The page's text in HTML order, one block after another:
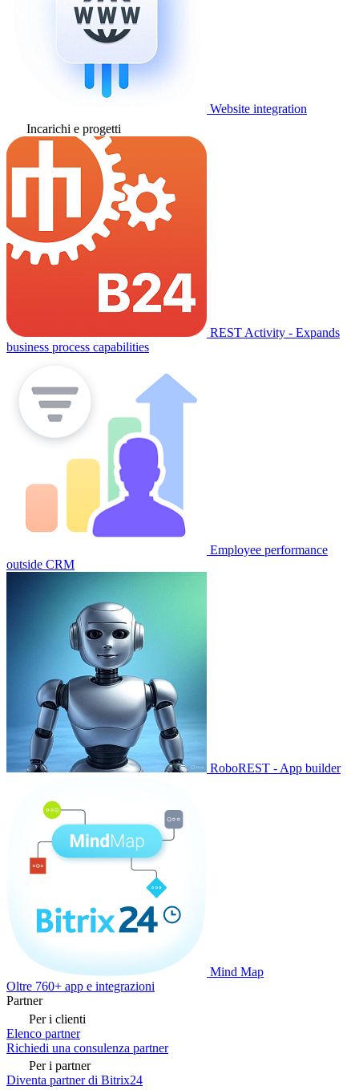
Website integration
Incarichi e progetti
REST Activity - Expands
business process capabilities
Employee performance
outside CRM
RoboREST - App builder
Mind Map
Oltre 760+ app e integrazioni
Partner
Per i clienti
Elenco partner
Richiedi una consulenza partner
Per i partner
Diventa partner di Bitrix24